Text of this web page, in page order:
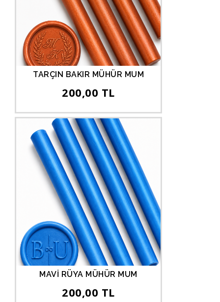
TARÇIN BAKIR MÜHÜR MUM
200,00 TL
MAVİ RÜYA MÜHÜR MUM
200,00 TL